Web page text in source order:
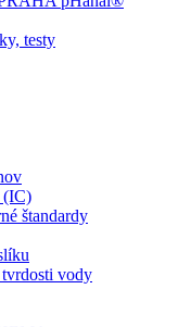
testy
(IC)
štandardy
tvrdosti vody